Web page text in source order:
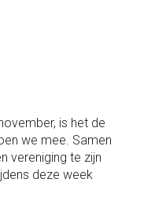
is het de
we mee. Samen
vereniging te zijn
deze week